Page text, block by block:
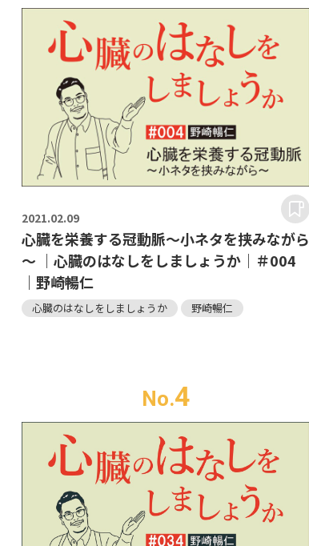
2021.02.09
心臓を栄養する冠動脈～小ネタを挟みながら
～ ｜心臓のはなしをしましょうか｜＃004
｜野崎暢仁
心臓のはなしをしましょうか 野崎暢仁
No.4